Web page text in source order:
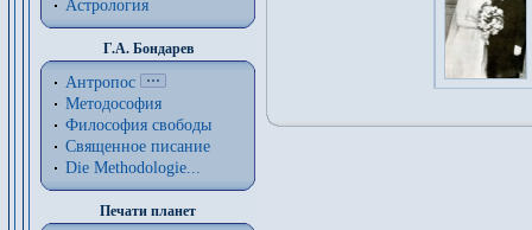
Астрология
Г.А. Бондарев
Антропос
Методософия
Философия cвободы
Священное писание
Die Methodologie...
Печати планет